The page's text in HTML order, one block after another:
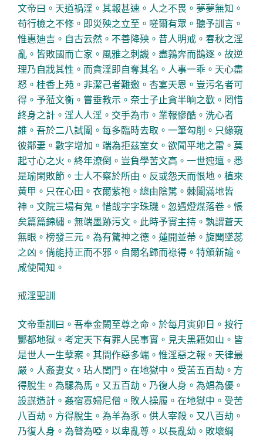
文帝曰。天道禍淫。其報甚速。人之不畏。夢夢無知。
苟行檢之不修。即災殃之立至。嗟爾有眾。聽予訓言。
惟惠迪吉。自古云然。不善降殃。昔人明戒。春秋之淫
亂。皆敗國而亡家。風雅之刺譏。盡鶉奔而鵲逐。故逆
理乃自戕其性。而貪淫即自奪其名。人事一乖。天心盡
怒。桂香上苑。非潔己者難邀。杏宴天恩。豈污名者可
得。予蒞文衡。嘗垂教示。奈士子止貪半晌之歡。罔惜
終身之計。淫人人淫。交手為市。業報慘酷。洗心者
誰。吾於二八試闈。每多臨時去取。一筆勾削。只緣窺
彼鄰妻。數字增加。端為拒茲室女。欲聞平地之雷。莫
起寸心之火。終年潦倒。豈負學苦文高。一世迍邅。悉
是瑜閑敗節。士人不察於所由。反或怨天而恨地。植來
黃甲。只在心田。衣爾紫袍。總由陰騭。棘闈滿地皆
神。文院三場有鬼。惜哉字字珠璣。忽遇燈煤落卷。悵
矣篇篇錦繡。無端墨跡污文。此時予實主持。孰謂蒼天
無眼。榜發三元。為有驚神之德。蓮開並蒂。旋聞墜蕊
之凶。倘能持正而不邪。自爾名歸而祿得。特頒新諭。
咸使聞知。
戒淫聖訓
文帝垂訓曰。吾奉金闕至尊之命。於每月寅卯日。按行
酆都地獄。考定天下有罪人民事實。見夫黑籍如山。皆
是世人一生孽案。其間作惡多端。惟淫惡之報。天律最
嚴。人姦妻女。玷人閨門。在地獄中。受苦五百劫。方
得脫生。為騾為馬。又五百劫。乃復人身。為娼為優。
設謀造計。姦宿寡婦尼僧。敗人操履。在地獄中。受苦
八百劫。方得脫生。為羊為豕。供人宰殺。又八百劫。
乃復人身。為瞽為啞。以卑亂尊。以長亂幼。敗壞綱